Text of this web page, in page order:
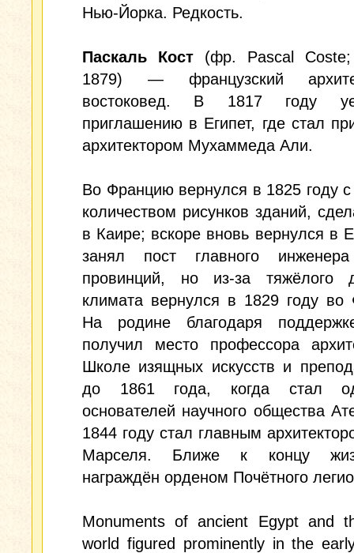
Нью-Йорка. Редкость.
Паскаль Кост (фр. Pascal
1879) — французский
востоковед. В 1817 году
приглашению в Египет, где стал
архитектором Мухаммеда Али.
Во Францию вернулся в 1825 году
количеством рисунков зданий,
в Каире; вскоре вновь вернулся в
занял пост главного
провинций, но из-за тяжёлого
климата вернулся в 1829 году во
На родине благодаря
получил место профессора
Школе изящных искусств и
до 1861 года, когда стал
основателей научного общества
1844 году стал главным
Марселя. Ближе к концу
награждён орденом Почётного
Monuments of ancient Egypt and
world figured prominently in the